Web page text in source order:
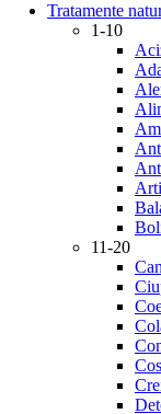
Tratamente
1-10
11-20